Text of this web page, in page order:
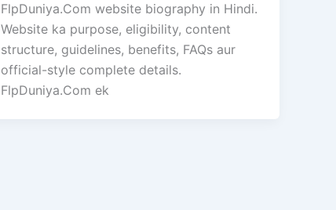
FlpDuniya.Com website biography in Hindi.
Website ka purpose, eligibility, content
structure, guidelines, benefits, FAQs aur
official-style complete details.
FlpDuniya.Com ek